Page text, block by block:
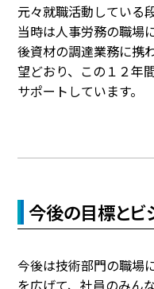
元々就職活動している
当時は人事労務の職場
後資材の調達業務に携
望どおり、この１２年
サポートしています。
今後の目標とビ
今後は技術部門の職場